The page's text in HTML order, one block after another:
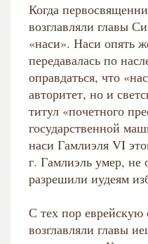
Когда
возглавляли главы
«наси». Наси опять
передавалась по
оправдаться, что
авторитет, но и
титул «почетного
государственной
наси Гамлиэля VI
г. Гамлиэль умер, не
разрешили иудеям
С тех пор
возглавляли главы